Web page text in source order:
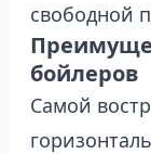
свободной
бойлеров
Самой